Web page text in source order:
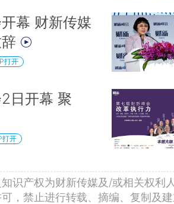
幕 财新传媒
打开
日开幕 聚
打开
识产权为财新传媒及/或相关权利
，禁止进行转载、摘编、复制及